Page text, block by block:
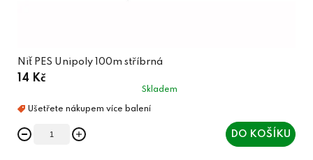
Niť PES Unipoly 100m stříbrná
14 Kč
Skladem
DO KOŠÍKU